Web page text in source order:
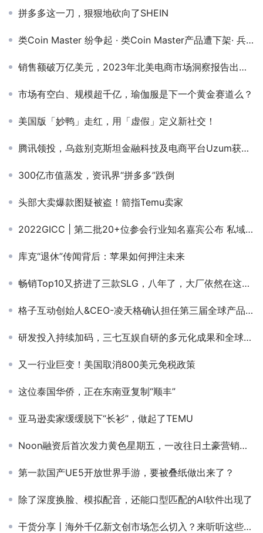
拼多多这一刀，狠狠地砍向了SHEIN
类Coin Master 纷争起 · 类Coin Master产品遭下架· 兵家必争之地是非多
销售额破万亿美元，2023年北美电商市场洞察报告出炉！
市场有空白、规模超千亿，瑜伽服是下一个黄金赛道么？
美国版「妙鸭」走红，用「虚假」定义新社交！
腾讯领投，乌兹别克斯坦金融科技及电商平台Uzum获得7000万美元融资
300亿市值蒸发，资讯界“拼多多”跌倒
头部大卖爆款图疑被盗！箭指Temu卖家
2022GICC | 第二批20+位参会行业知名嘉宾公布 私域神器年度盛会11月将开幕
库克“退休”传闻背后：苹果如何押注未来
畅销Top10又挤进了三款SLG，八年了，大厂依然在这打得火热
格子互动创始人&CEO-凌天格确认担任第三届全球产品与增长大会-AIGC出海创新产业峰会圆桌嘉宾
研发投入持续加码，三七互娱自研的多元化成果和全球化视野
又一行业巨变！美国取消800美元免税政策
这位泰国华侨，正在东南亚复制“顺丰”
亚马逊卖家缓缓脱下“长衫”，做起了TEMU
Noon融资后首次发力黄色星期五，一改往日土豪营销气息
第一款国产UE5开放世界手游，要被叠纸做出来了？
除了深度换脸、模拟配音，还能口型匹配的AI软件出现了
干货分享丨海外千亿新文创市场怎么切入？来听听这些头部大厂的精彩辩论